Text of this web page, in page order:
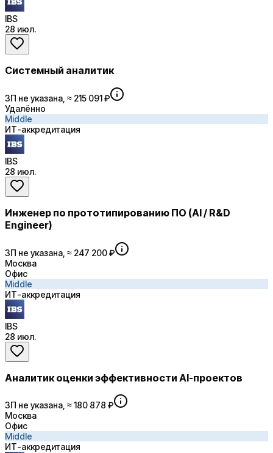
IBS
28 июл.
Системный аналитик
ЗП не указана, ≈ 215 091 ₽
Удалённо
Middle
ИТ-аккредитация
IBS
28 июл.
Инженер по прототипированию ПО (AI / R&D
Engineer)
ЗП не указана, ≈ 247 200 ₽
Москва
Офис
Middle
ИТ-аккредитация
IBS
28 июл.
Аналитик оценки эффективности AI-проектов
ЗП не указана, ≈ 180 878 ₽
Москва
Офис
Middle
ИТ-аккредитация